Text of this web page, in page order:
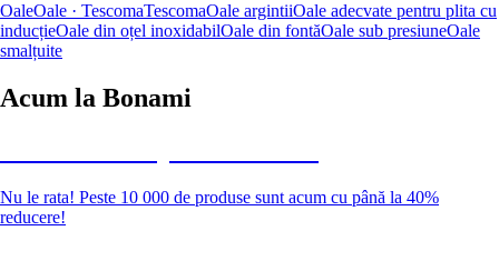
OaleOale · TescomaTescomaOale argintiiOale adecvate pentru plita cu
inducțieOale din oțel inoxidabilOale din fontăOale sub presiuneOale
smalțuite
Acum la Bonami
Nu le rata! Peste 10 000 de produse sunt acum cu până la 40%
reducere!